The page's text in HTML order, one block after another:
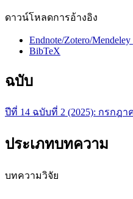
ดาวน์โหลดการอ้างอิง
Endnote/Zotero/
BibTeX
ฉบับ
ปีที่ 14 ฉบับที่ 2 (2025): กรกฎ
ประเภทบทความ
บทความวิจัย